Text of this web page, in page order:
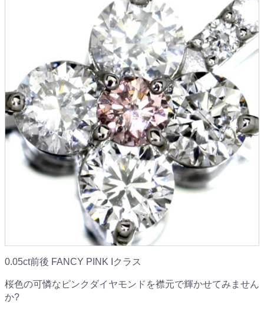
0.05ct前後 FANCY PINK Iクラス
桜色の可憐なピンクダイヤモンドを襟元で輝かせてみません
か?